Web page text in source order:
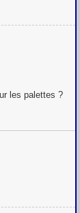
les palettes ?